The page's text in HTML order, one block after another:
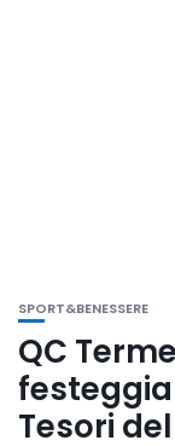
SPORT&BENESSERE
QC
Tesori